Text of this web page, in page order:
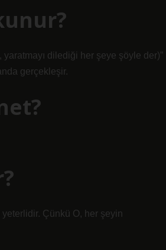
yaratmayı dilediği her şeye şöyle der)”
gerçekleşir.
Çünkü O, her şeyin